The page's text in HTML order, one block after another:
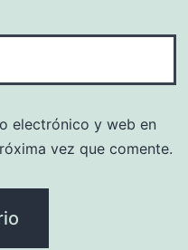
electrónico y web en
vez que comente.